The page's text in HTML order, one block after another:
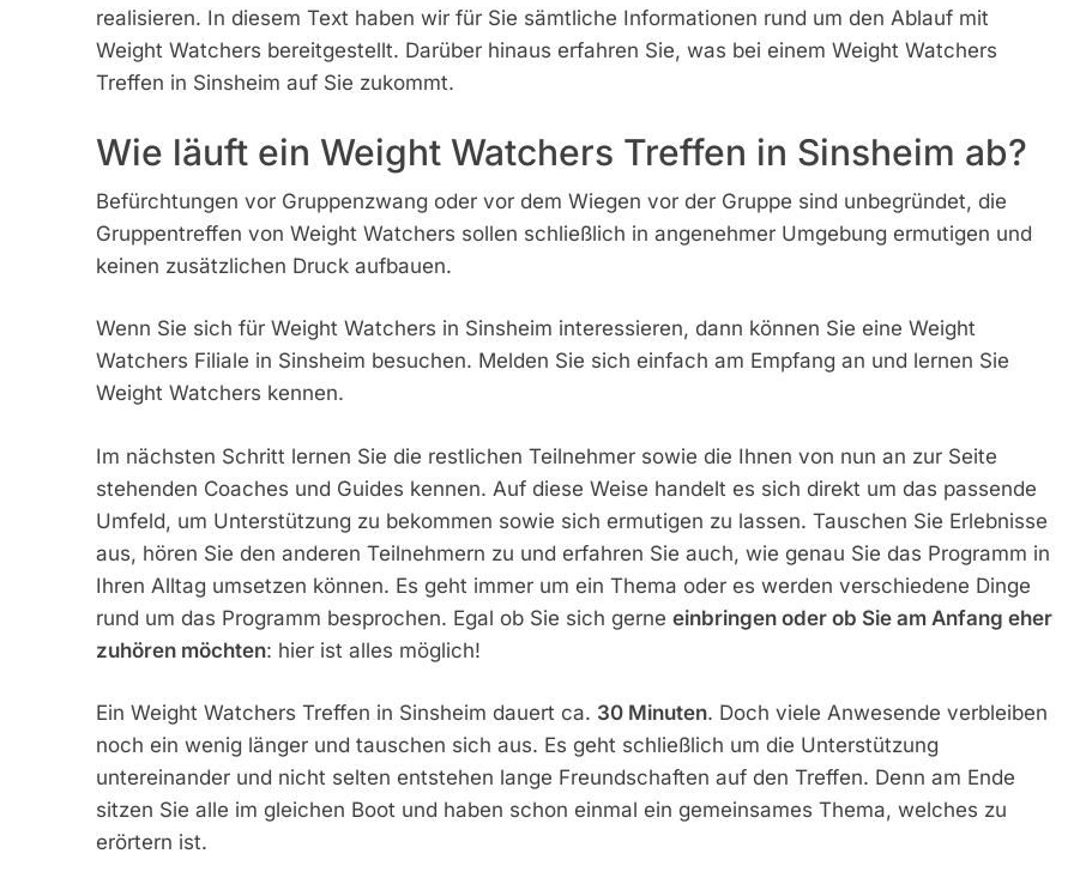
realisieren. In diesem Text haben wir für Sie sämtliche Informationen rund um den Ablauf mit
Weight Watchers bereitgestellt. Darüber hinaus erfahren Sie, was bei einem Weight Watchers
Treffen in Sinsheim auf Sie zukommt.
Wie läuft ein Weight Watchers Treffen in Sinsheim ab?
Befürchtungen vor Gruppenzwang oder vor dem Wiegen vor der Gruppe sind unbegründet, die
Gruppentreffen von Weight Watchers sollen schließlich in angenehmer Umgebung ermutigen und
keinen zusätzlichen Druck aufbauen.
Wenn Sie sich für Weight Watchers in Sinsheim interessieren, dann können Sie eine Weight
Watchers Filiale in Sinsheim besuchen. Melden Sie sich einfach am Empfang an und lernen Sie
Weight Watchers kennen.
Im nächsten Schritt lernen Sie die restlichen Teilnehmer sowie die Ihnen von nun an zur Seite
stehenden Coaches und Guides kennen. Auf diese Weise handelt es sich direkt um das passende
Umfeld, um Unterstützung zu bekommen sowie sich ermutigen zu lassen. Tauschen Sie Erlebnisse
aus, hören Sie den anderen Teilnehmern zu und erfahren Sie auch, wie genau Sie das Programm in
Ihren Alltag umsetzen können. Es geht immer um ein Thema oder es werden verschiedene Dinge
rund um das Programm besprochen. Egal ob Sie sich gerne einbringen oder ob Sie am Anfang eher
zuhören möchten: hier ist alles möglich!
Ein Weight Watchers Treffen in Sinsheim dauert ca. 30 Minuten. Doch viele Anwesende verbleiben
noch ein wenig länger und tauschen sich aus. Es geht schließlich um die Unterstützung
untereinander und nicht selten entstehen lange Freundschaften auf den Treffen. Denn am Ende
sitzen Sie alle im gleichen Boot und haben schon einmal ein gemeinsames Thema, welches zu
erörtern ist.